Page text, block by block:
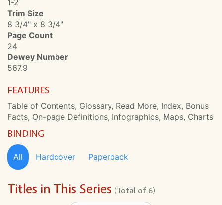
1-2
Trim Size
8 3/4" x 8 3/4"
Page Count
24
Dewey Number
567.9
FEATURES
Table of Contents, Glossary, Read More, Index, Bonus
Facts, On-page Definitions, Infographics, Maps, Charts
BINDING
All Hardcover Paperback
Titles in This Series (Total of 6)